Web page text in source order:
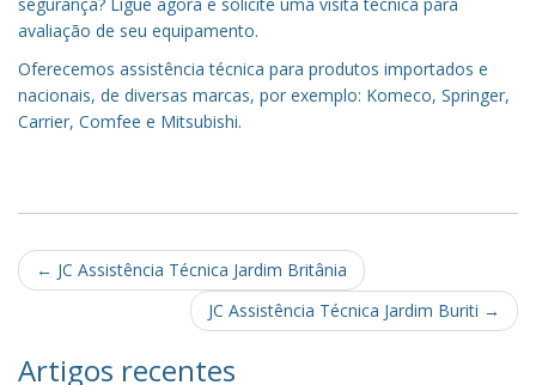
avaliação de seu equipamento.
Oferecemos assistência técnica para produtos importados e
nacionais, de diversas marcas, por exemplo: Komeco, Springer,
Carrier, Comfee e Mitsubishi.
Post
navigation
← JC Assistência Técnica Jardim Britânia
JC Assistência Técnica Jardim Buriti →
Artigos recentes